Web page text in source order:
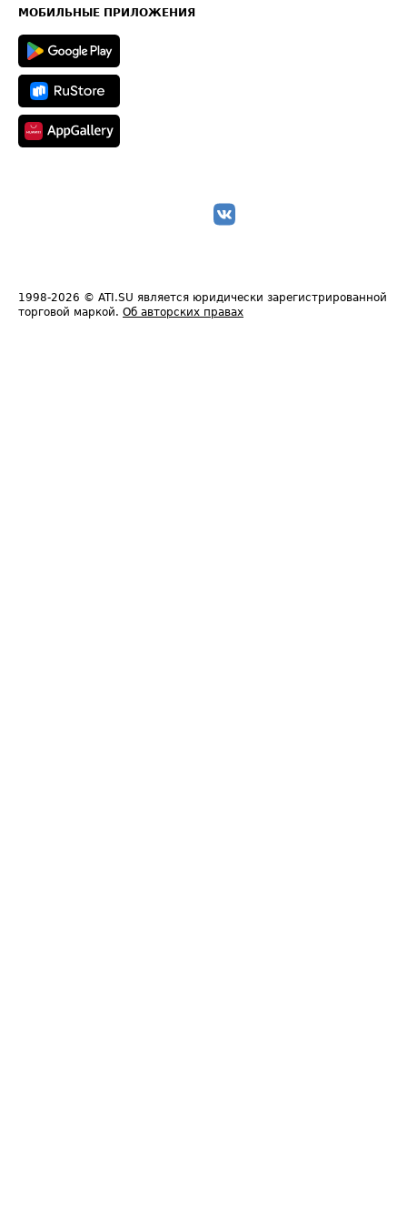
Техническая информация
МОБИЛЬНЫЕ ПРИЛОЖЕНИЯ
1998-2026 © ATI.SU является юридически зарегистрированной
торговой маркой. Об авторских правах